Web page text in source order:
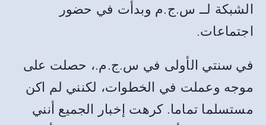
الشبكة لــ س.ج.م وبدأت في حضور
اجتماعات.
في سنتي الأولى في س.ج.م.، حصلت على
موجه وعملت في الخطوات، لكنني لم اكن
مستسلما تماما. كرهت إخبار الجميع أنني